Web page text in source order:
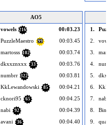
AO5
vowels 216
00:03.23
PuzzleMaestro 99
00:03.45
martosss 102
00:03.74
dkxxznxxx 33
00:03.76
numbrr 322
00:03.81
KkLewandowski 85
00:04.21
cknori95 65
00:04.25
nabi 92
00:04.39
avani 36
00:04.40
1.
2.
3.
4.
5.
6.
7.
nabi
8.
9.
quad